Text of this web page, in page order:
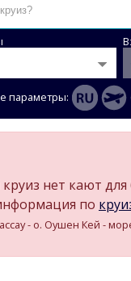
параметры:
нет кают для
по
- о. Оушен Кей -